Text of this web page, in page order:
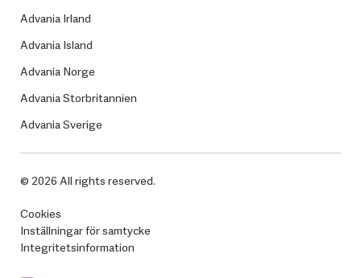
Advania Irland
Advania Island
Advania Norge
Advania Storbritannien
Advania Sverige
© 2026 All rights reserved.
Cookies
Inställningar för samtycke
Integritetsinformation